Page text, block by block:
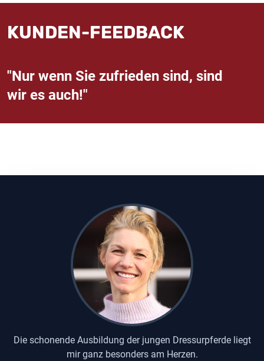
KUNDEN-FEEDBACK
"Nur wenn Sie zufrieden sind, sind
wir es auch!"
Die schonende Ausbildung der jungen Dressurpferde liegt
mir ganz besonders am Herzen.